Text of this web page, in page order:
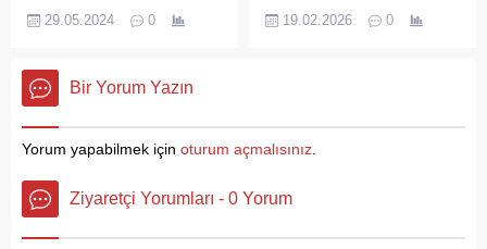
tarafından etkinliğe katılan
Yardımcısı Prof.Dr.Vefik
Doç.Dr.Hasan Ergenç
Yalova Eğitim ve Araştırma
ünitelerini ziyaret ederek,
sabah vizitine katıldılar.
Hastalar hakkında sorumlu
hekimlerden bilgi alan
29.05.2024 0
Odaları Birliği, Yalova oda
19.02.2026 0
Bir Yorum Yazın
Yorum yapabilmek için oturum açmalısınız
Ziyaretçi Yorumları - 0 Yorum